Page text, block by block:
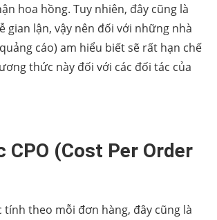
hoa hồng. Tuy nhiên, đây cũng là
gian lận, vậy nên đối với những nhà
cáo) am hiểu biết sẽ rất hạn chế
thức này đối với các đối tác của
CPO (Cost Per Order
tính theo mỗi đơn hàng, đây cũng là